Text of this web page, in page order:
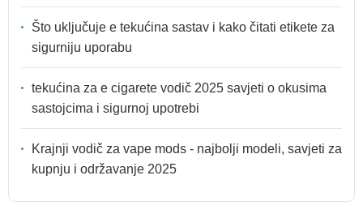
Što uključuje e tekućina sastav i kako čitati etikete za
sigurniju uporabu
tekućina za e cigarete vodič 2025 savjeti o okusima
sastojcima i sigurnoj upotrebi
Krajnji vodič za vape mods - najbolji modeli, savjeti za
kupnju i održavanje 2025